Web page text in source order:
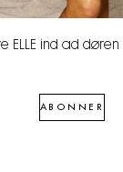
ELLE ind ad
ABONNER